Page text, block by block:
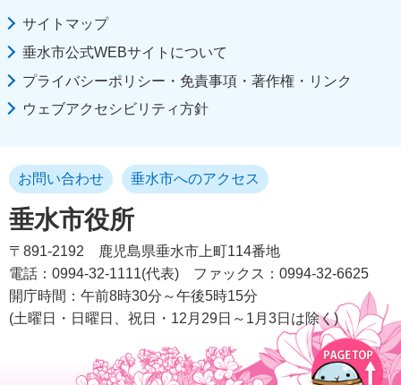
サイトマップ
垂水市公式WEBサイトについて
プライバシーポリシー・免責事項・著作権・リンク
ウェブアクセシビリティ方針
垂水市役所
お問い合わせ 垂水市へのアクセス
〒891-2192
鹿児島県垂水市上町114番地
電話：0994-32-1111(代表)
ファックス：0994-32-6625
開庁時間：午前8時30分～午後5時15分
(土曜日・日曜日、祝日・12月29日～1月3日は除く)